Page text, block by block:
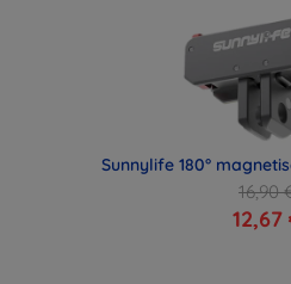
Sunnylife 180°
16,90
12,67